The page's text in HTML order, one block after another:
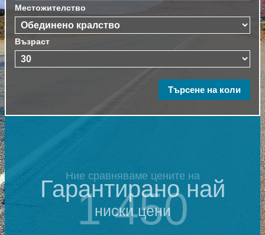
Местожителство
Възраст
Ние сравняваме цените на
1 450
Гарантирано най
ниски цени